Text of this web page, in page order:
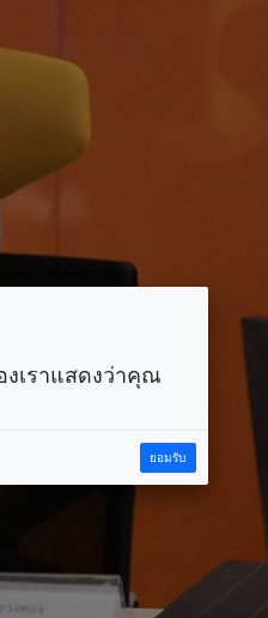
งเราแสดงว่าคุณ
ยอมรับ